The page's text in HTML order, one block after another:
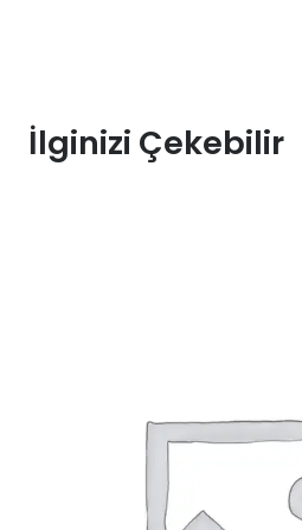
İlginizi Çekebilir